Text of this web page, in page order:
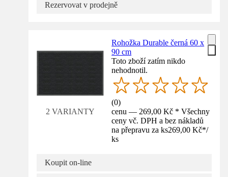
Rezervovat v prodejně
2 VARIANTY
Rohožka Durable černá 60 x
90 cm
Toto zboží zatím nikdo
nehodnotil.
(0)
cenu — 269,00 Kč * Všechny
ceny vč. DPH a bez nákladů
na přepravu za ks269,00 Kč*/
ks
Koupit on-line